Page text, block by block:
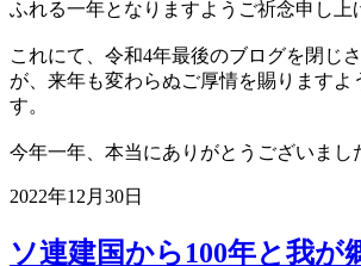
ふれる一年となりますようご祈念申し上
これにて、令和4年最後のブログを閉じ
が、来年も変わらぬご厚情を賜りますよ
す。
今年一年、本当にありがとうございまし
2022年12月30日
ソ連建国から100年と我が